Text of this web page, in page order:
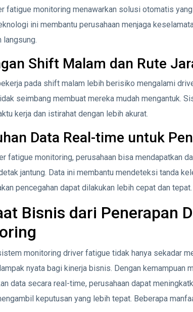
fatigue monitoring menawarkan solusi otomatis
ini membantu perusahaan menjaga
langsung.
Shift Malam dan Rute
pada shift malam lebih berisiko mengalami
seimbang membuat mereka mudah mengantuk.
kerja dan istirahat dengan lebih akurat.
Data Real-time untuk
fatigue monitoring, perusahaan bisa mendapatkan
jantung. Data ini membantu mendeteksi tanda
pencegahan dapat dilakukan lebih cepat dan tepat.
Bisnis dari Penerapan
monitoring driver fatigue tidak hanya sekadar
nyata bagi kinerja bisnis. Dengan kemampuan
data secara real-time, perusahaan dapat
keputusan yang lebih tepat. Beberapa